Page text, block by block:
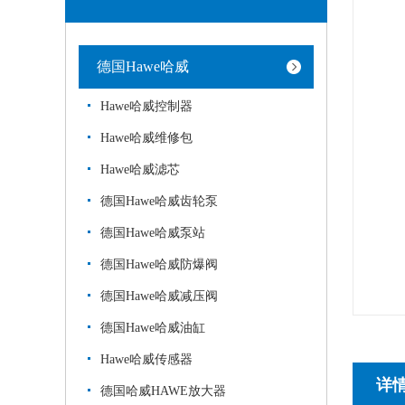
德国Hawe哈威
Hawe哈威控制器
Hawe哈威维修包
Hawe哈威滤芯
德国Hawe哈威齿轮泵
德国Hawe哈威泵站
德国Hawe哈威防爆阀
德国Hawe哈威减压阀
德国Hawe哈威油缸
Hawe哈威传感器
德国哈威HAWE放大器 详